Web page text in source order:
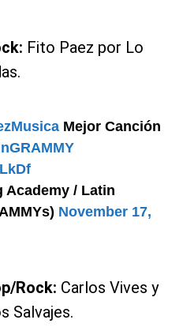
Fito Paez por Lo
Mejor Canción
/ Latin
November 17,
Rock: Carlos Vives y
Salvajes.